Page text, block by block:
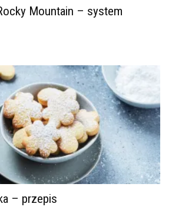
Mountain – system
– przepis